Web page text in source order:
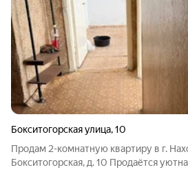
Бокситогорская улица,10
Продам 2-комнатную квартиру в г.
Бокситогорская, д. 10 Продаётся